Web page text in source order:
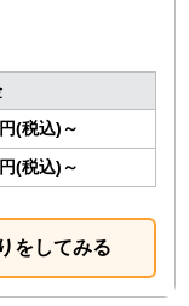
円(税込)～
円(税込)～
をしてみる